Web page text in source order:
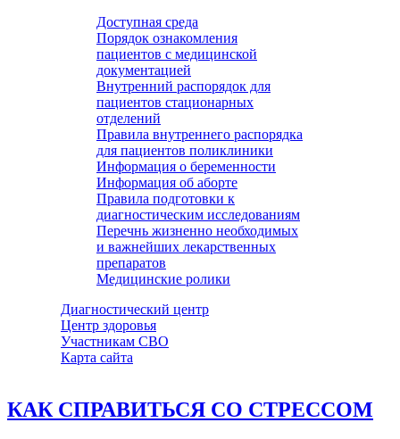
Доступная среда
Порядок ознакомления
пациентов с медицинской
документацией
Внутренний распорядок для
пациентов стационарных
отделений
Правила внутреннего распорядка
для пациентов поликлиники
Информация о беременности
Информация об аборте
Правила подготовки к
диагностическим исследованиям
Перечнь жизненно необходимых
и важнейших лекарственных
препаратов
Медицинские ролики
Диагностический центр
Центр здоровья
Участникам СВО
Карта сайта
КАК СПРАВИТЬСЯ СО СТРЕССОМ